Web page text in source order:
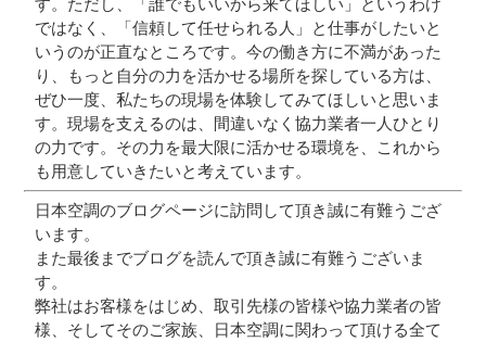
す。ただし、「誰でもいいから来てほしい」というわけ
ではなく、「信頼して任せられる人」と仕事がしたいと
いうのが正直なところです。今の働き方に不満があった
り、もっと自分の力を活かせる場所を探している方は、
ぜひ一度、私たちの現場を体験してみてほしいと思いま
す。現場を支えるのは、間違いなく協力業者一人ひとり
の力です。その力を最大限に活かせる環境を、これから
も用意していきたいと考えています。
日本空調のブログページに訪問して頂き誠に有難うござ
います。
また最後までブログを読んで頂き誠に有難うございま
す。
弊社はお客様をはじめ、取引先様の皆様や協力業者の皆
様、そしてそのご家族、日本空調に関わって頂ける全て